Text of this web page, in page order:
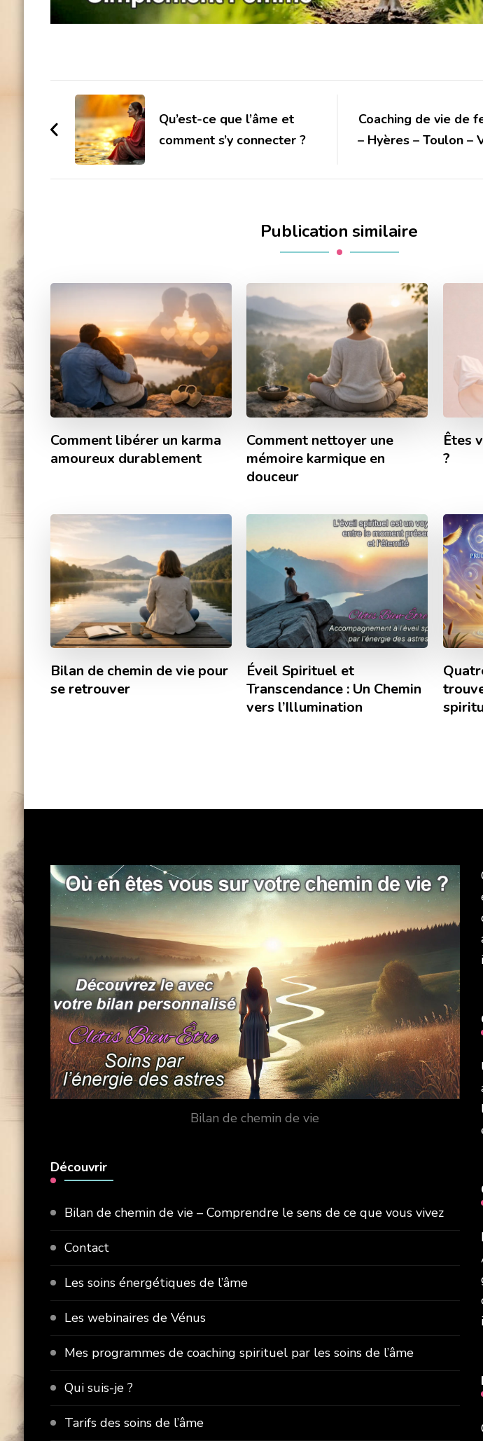
Navigation
d'article
Qu’est-ce que l’âme et
comment s’y connecter ?
Coaching de vie de
– Hyères – Toulon –
Publication similaire
Comment libérer un karma
amoureux durablement
Comment nettoyer une
mémoire karmique en
douceur
Êtes
?
Bilan de chemin de vie pour
se retrouver
Éveil Spirituel et
Transcendance : Un Chemin
vers l’Illumination
Bilan de chemin de vie
Découvrir
Bilan de chemin de vie – Comprendre le sens de ce que vous vivez
Contact
Les soins énergétiques de l’âme
Les webinaires de Vénus
Mes programmes de coaching spirituel par les soins de l’âme
Qui suis-je ?
Tarifs des soins de l’âme